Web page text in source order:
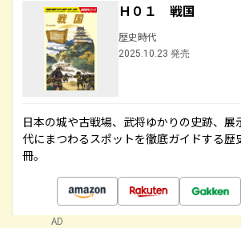
Ｈ０１ 戦国
歴史時代
2025.10.23 発売
日本の城や古戦場、武将ゆかりの史跡、展
代にまつわるスポットを徹底ガイドする歴
冊。
AD